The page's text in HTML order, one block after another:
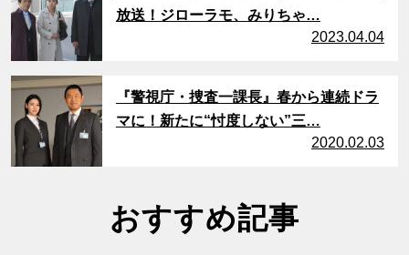
放送！ジローラモ、みりちゃ…
2023.04.04
サムネイル
『警視庁・捜査一課長』春から連続ドラ
マに！新たに“忖度しない”三…
2020.02.03
おすすめ記事